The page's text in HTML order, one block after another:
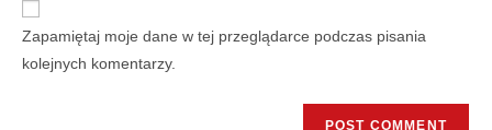
Zapamiętaj moje dane w tej przeglądarce podczas pisania
kolejnych komentarzy.